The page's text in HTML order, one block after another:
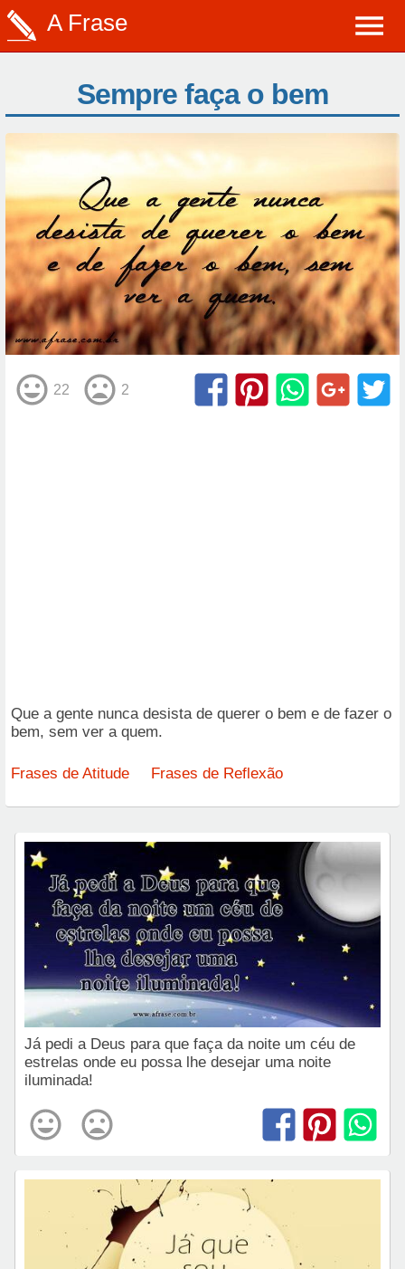
A Frase
Sempre faça o bem
22 2
Que a gente nunca desista de querer o bem e de fazer o
bem, sem ver a quem.
Frases de Atitude Frases de Reflexão
Já pedi a Deus para que faça da noite um céu de
estrelas onde eu possa lhe desejar uma noite
iluminada!